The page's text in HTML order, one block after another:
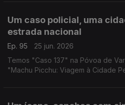
Um caso policial, uma
estrada nacional
Ep. 95
25 jun. 2026
Temos "Caso 137" na Póvoa de
"Machu Picchu: Viagem à Cidade